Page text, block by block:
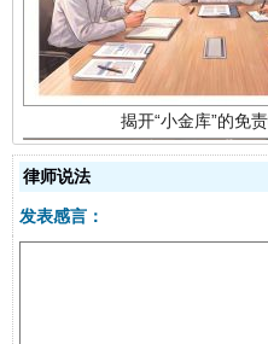
律师说法
发表感言：